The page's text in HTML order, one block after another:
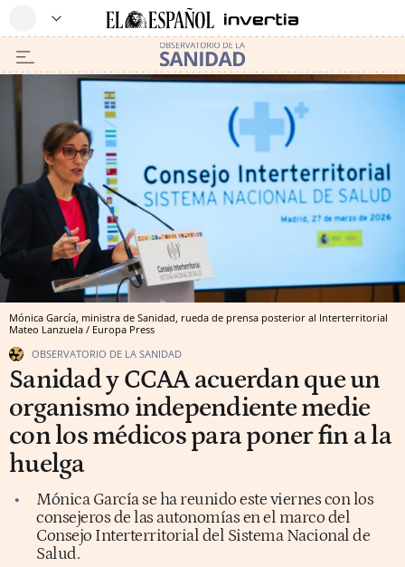
Mónica García, ministra de Sanidad, rueda de prensa posterior al Interterritorial
Mateo Lanzuela / Europa Press
OBSERVATORIO DE LA SANIDAD
Sanidad y CCAA acuerdan que un
organismo independiente medie
con los médicos para poner fin a la
huelga
Mónica García se ha reunido este viernes con los
consejeros de las autonomías en el marco del
Consejo Interterritorial del Sistema Nacional de
Salud.